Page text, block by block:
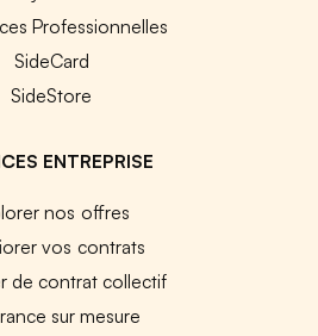
Professionnelles
SideCard
SideStore
ENTREPRISE
nos offres
vos contrats
de contrat collectif
sur mesure